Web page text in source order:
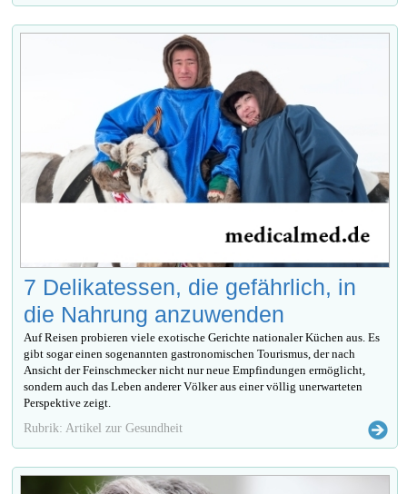
7 Delikatessen, die gefährlich, in
die Nahrung anzuwenden
Auf Reisen probieren viele exotische Gerichte nationaler Küchen aus. Es
gibt sogar einen sogenannten gastronomischen Tourismus, der nach
Ansicht der Feinschmecker nicht nur neue Empfindungen ermöglicht,
sondern auch das Leben anderer Völker aus einer völlig unerwarteten
Perspektive zeigt.
Rubrik: Artikel zur Gesundheit